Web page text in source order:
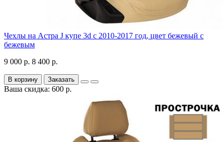
Чехлы на Астра J купе 3d с 2010-2017 год, цвет бежевый с
бежевым
9 000 р. 8 400 р.
В корзину Заказать
Ваша скидка: 600 р.